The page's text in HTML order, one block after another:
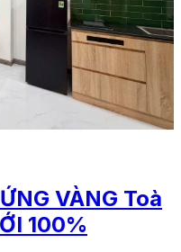
VÀNG Toà
100%